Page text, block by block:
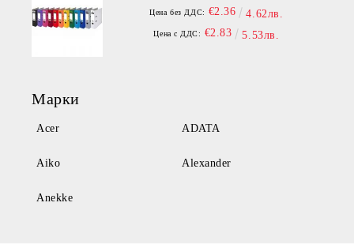
Цена без ДДС: €2.36 4.62лв.
Цена с ДДС: €2.83 5.53лв.
Марки
Acer ADATA
Aiko Alexander
Anekke